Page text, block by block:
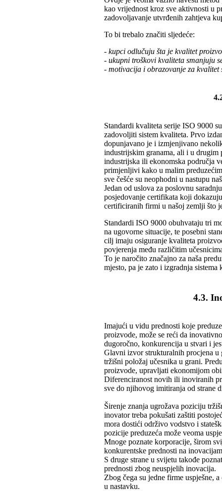
kao vrijednost kroz sve aktivnosti u
zadovoljavanje utvrđenih zahtjeva
To bi trebalo značiti sljedeće:
- kupci odlučuju šta je kvalitet
- ukupni troškovi kvaliteta smanjuju
- motivacija i obrazovanje za
Standardi kvaliteta serije ISO 9000
zadovoljiti sistem kvaliteta. Prvo
dopunjavano je i izmjenjivano
industrijskim granama, ali i u drugim
industrijska ili ekonomska područja
primjenljivi kako u malim
sve češće su neophodni u nastupu
Jedan od uslova za poslovnu
posjedovanje certifikata koji
certificiranih firmi u našoj zemlji što
Standardi ISO 9000 obuhvataju tri
na ugovorne situacije, te posebni
cilj imaju osiguranje kvaliteta
povjerenja među različitim
To je naročito značajno za naša
mjesto, pa je zato i izgradnja sistema
4.3.
Imajući u vidu prednosti koje
proizvode, može se reći da
dugoročno, konkurencija u stvari i
Glavni izvor strukturalnih procjena
tržišni položaj učesnika u grani.
proizvode, upravljati ekonomijom
Diferenciranost novih ili inoviranih
sve do njihovog imitiranja od strane
Širenje znanja ugrožava poziciju
inovator treba pokušati zaštiti
mora dostići održivo vodstvo i
pozicije preduzeća može veoma
Mnoge poznate korporacije, širom
konkurentske prednosti na
S druge strane u svijetu takođe
prednosti zbog neuspjelih inovacija.
Zbog čega su jedne firme uspješne,
u nastavku.